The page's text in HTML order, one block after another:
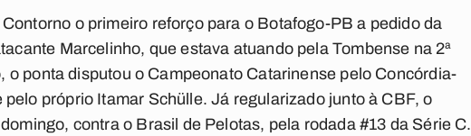
o primeiro reforço para o Botafogo-PB a pedido da
Marcelinho, que estava atuando pela Tombense na 2ª
ponta disputou o Campeonato Catarinense pelo Concórdia-
próprio Itamar Schülle. Já regularizado junto à CBF, o
contra o Brasil de Pelotas, pela rodada #13 da Série C.